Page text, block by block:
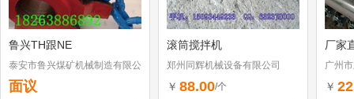
鲁兴TH跟NE
泰安市鲁兴煤矿机械制造有限公
司
面议
滚筒搅拌机
郑州同辉机械设备有限公司
￥ 88.00/个
厂家
广州
￥